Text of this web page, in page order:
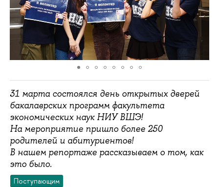
31 марта состоялся день открытых дверей
бакалаврских программ факультета
экономических наук НИУ ВШЭ!
На мероприятие пришло более 250
родителей и абитуриентов!
В нашем репортаже рассказываем о том, как
это было.
Поступающим